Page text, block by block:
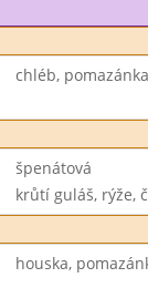
chléb,
špenátová
krůtí guláš, rýže,
houska,